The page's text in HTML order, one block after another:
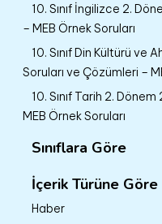
10. Sınıf İngilizce 2.
– MEB Örnek Soruları
10. Sınıf Din Kültürü ve
Soruları ve Çözümleri –
10. Sınıf Tarih 2.
MEB Örnek Soruları
Sınıflara Göre
İçerik Türüne Göre
Haber